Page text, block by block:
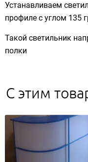
Устанавливаем
профиле с углом 135
Такой светильник
полки
С этим